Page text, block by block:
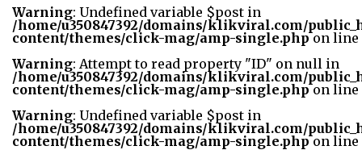
of type
bool in
/home/u350847392/
content/themes/click-
mag/amp-
single.php
on line
77
"
width="36"
height="36">
Warning: Undefined variable $post in
/home/u350847392/domains/klikviral.com/
content/themes/click-mag/amp-single.phpon line
Warning: Attempt to read property "ID" on null in
/home/u350847392/domains/klikviral.com/
content/themes/click-mag/amp-single.phpon line
Warning: Undefined variable $post in
/home/u350847392/domains/klikviral.com/
content/themes/click-mag/amp-single.phpon line